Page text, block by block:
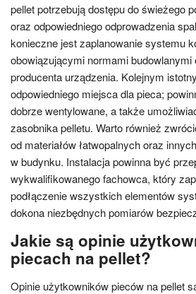
pellet potrzebują dostępu do świeżego
oraz odpowiedniego odprowadzenia
konieczne jest zaplanowanie systemu
obowiązującymi normami
producenta urządzenia. Kolejnym
odpowiedniego miejsca dla pieca;
dobrze wentylowane, a także
zasobnika pelletu. Warto również
od materiałów łatwopalnych oraz
w budynku. Instalacja powinna być
wykwalifikowanego fachowca, który
podłączenie wszystkich elementów
dokona niezbędnych pomiarów
Jakie są opinie
piecach na pellet?
Opinie użytkowników pieców na pellet